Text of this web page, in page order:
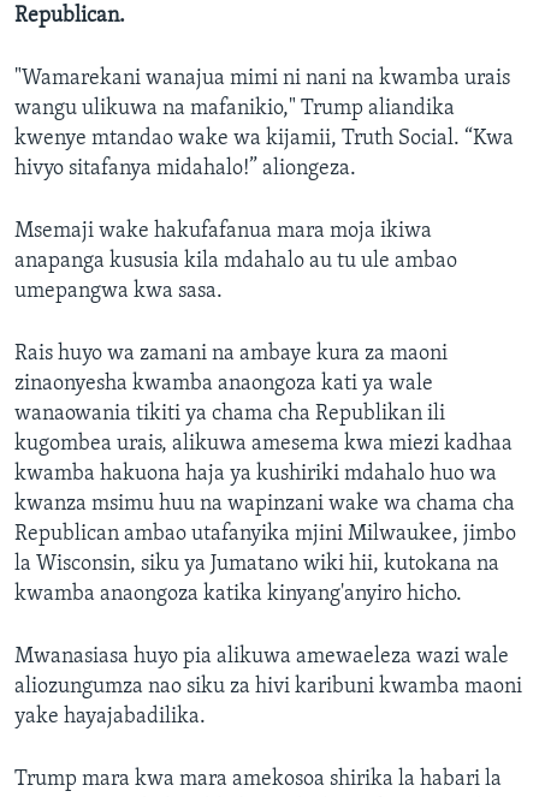
Republican.
"Wamarekani wanajua mimi ni nani na kwamba urais
wangu ulikuwa na mafanikio," Trump aliandika
kwenye mtandao wake wa kijamii, Truth Social. “Kwa
hivyo sitafanya midahalo!” aliongeza.
Msemaji wake hakufafanua mara moja ikiwa
anapanga kususia kila mdahalo au tu ule ambao
umepangwa kwa sasa.
Rais huyo wa zamani na ambaye kura za maoni
zinaonyesha kwamba anaongoza kati ya wale
wanaowania tikiti ya chama cha Republikan ili
kugombea urais, alikuwa amesema kwa miezi kadhaa
kwamba hakuona haja ya kushiriki mdahalo huo wa
kwanza msimu huu na wapinzani wake wa chama cha
Republican ambao utafanyika mjini Milwaukee, jimbo
la Wisconsin, siku ya Jumatano wiki hii, kutokana na
kwamba anaongoza katika kinyang'anyiro hicho.
Mwanasiasa huyo pia alikuwa amewaeleza wazi wale
aliozungumza nao siku za hivi karibuni kwamba maoni
yake hayajabadilika.
Trump mara kwa mara amekosoa shirika la habari la